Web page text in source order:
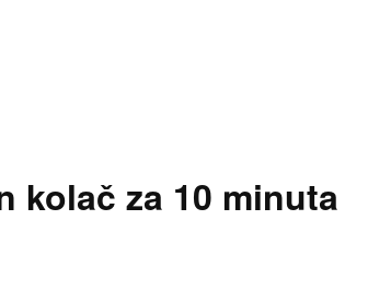
kolač za 10 minuta